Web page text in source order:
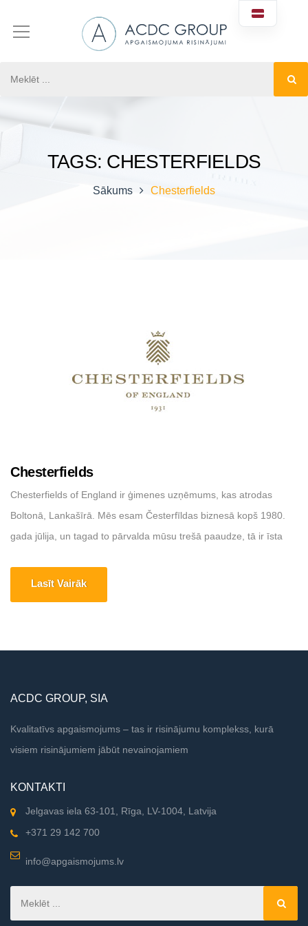
TAGS: CHESTERFIELDS
Sākums Chesterfields
Chesterfields
Chesterfields of England ir ģimenes uzņēmums, kas atrodas
Boltonā, Lankašīrā. Mēs esam Česterfīldas biznesā kopš 1980.
gada jūlija, un tagad to pārvalda mūsu trešā paaudze, tā ir īsta
rokām izgatavotu visus mūsu Česterfīldus, un piegādes veic
Lasīt Vairāk
ACDC GROUP, SIA
Kvalitatīvs apgaismojums – tas ir risinājumu komplekss, kurā
visiem risinājumiem jābūt nevainojamiem
KONTAKTI
Jelgavas iela 63-101, Rīga, LV-1004, Latvija
+371 29 142 700
info@apgaismojums.lv